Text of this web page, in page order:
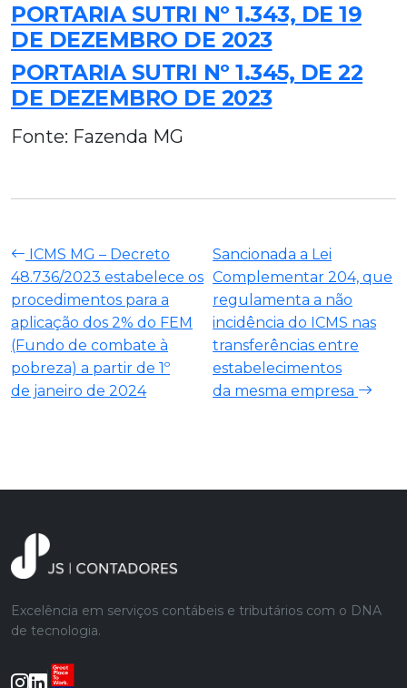
PORTARIA SUTRI Nº 1.343, DE 19
DE DEZEMBRO DE 2023
PORTARIA SUTRI Nº 1.345, DE 22
DE DEZEMBRO DE 2023
Fonte: Fazenda MG
ICMS MG – Decreto
48.736/2023 estabelece os
procedimentos para a
aplicação dos 2% do FEM
(Fundo de combate à
pobreza) a partir de 1º
de janeiro de 2024
Sancionada a Lei
Complementar 204, que
regulamenta a não
incidência do ICMS nas
transferências entre
estabelecimentos
da mesma empresa
Excelência em serviços contábeis e tributários com o DNA
de tecnologia.